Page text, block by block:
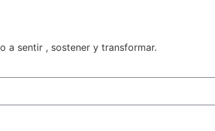
a sentir , sostener y transformar.